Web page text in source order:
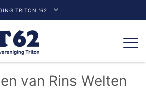
TRITON '62
van Rins Welten